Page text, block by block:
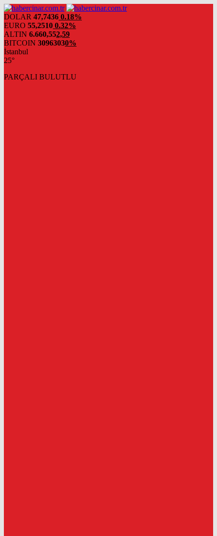
DOLAR 47,7436 0.18%
EURO 55,2510 0.32%
ALTIN 6.660,552,59
BITCOIN 30963030%
İstanbul
25°
PARÇALI BULUTLU